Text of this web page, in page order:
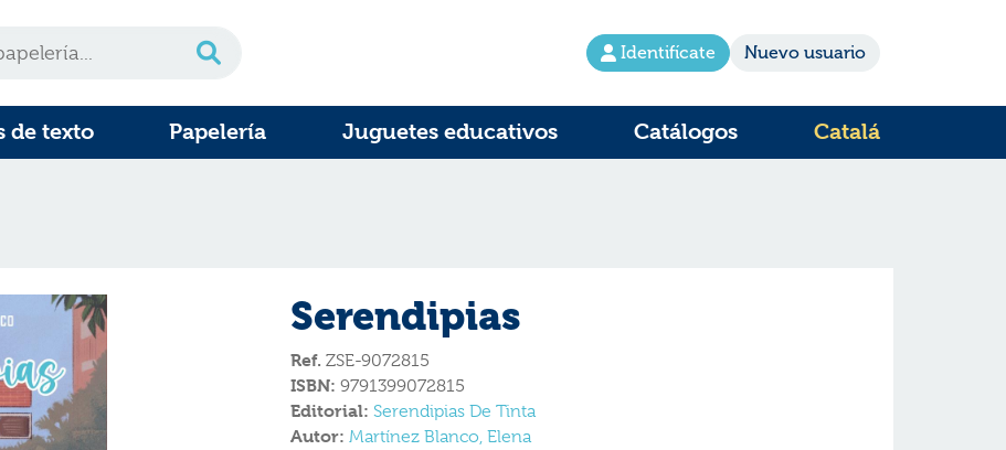
Identifícate Nuevo usuario
de texto Papelería Juguetes educativos Catálogos Catalá
Serendipias
Ref. ZSE-9072815
ISBN: 9791399072815
Editorial: Serendipias De Tinta
Autor: Martínez Blanco, Elena